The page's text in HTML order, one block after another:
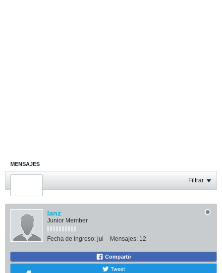
MENSAJES
ÚLTIMA ACTIVIDAD Filtrar
lanz
Junior Member
Fecha de Ingreso: jul Mensajes: 12
Compartir
Tweet